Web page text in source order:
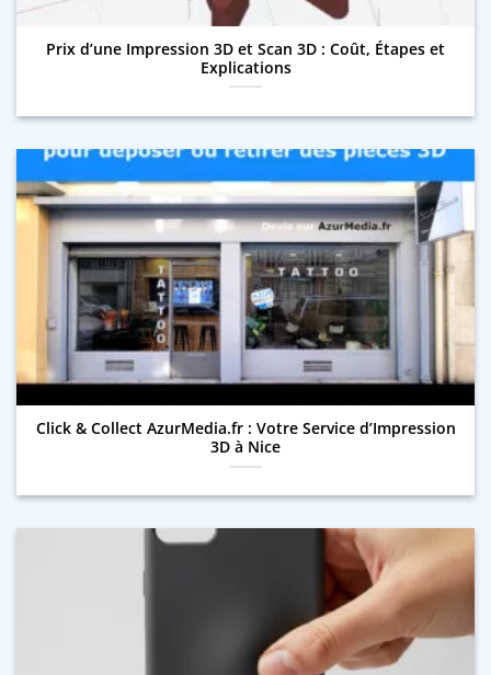
Prix d’une Impression 3D et Scan 3D : Coût, Étapes et
Explications
Click & Collect AzurMedia.fr : Votre Service d’Impression
3D à Nice